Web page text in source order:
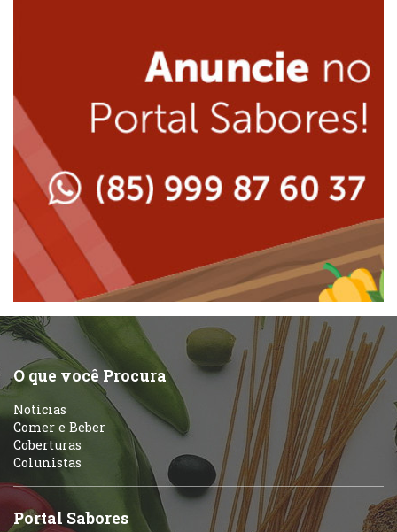
Japonesa e Oriental
Lanchonetes
Massas
Peixes e Frutos do Mar
Pizzarias
Portuguesa
Self-service
Sobremesas e sorvetes
Peixes e Frutos do Mar
Pizzarias
Portuguesa
Sobremesas e sorvetes
Variados
O que você Procura
Notícias
Comer e Beber
Coberturas
Colunistas
Portal Sabores